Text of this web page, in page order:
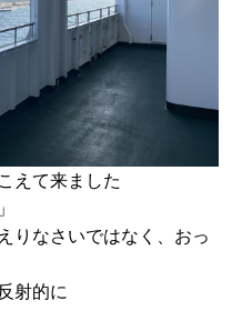
えて来ました
りなさいではなく、おっ
射的に